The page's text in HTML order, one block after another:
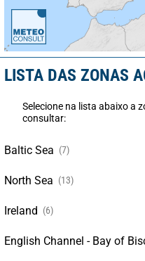
LISTA DAS ZONAS
Selecione na lista abaixo a
consultar:
Baltic Sea (7)
North Sea (13)
Ireland (6)
English Channel - Bay of